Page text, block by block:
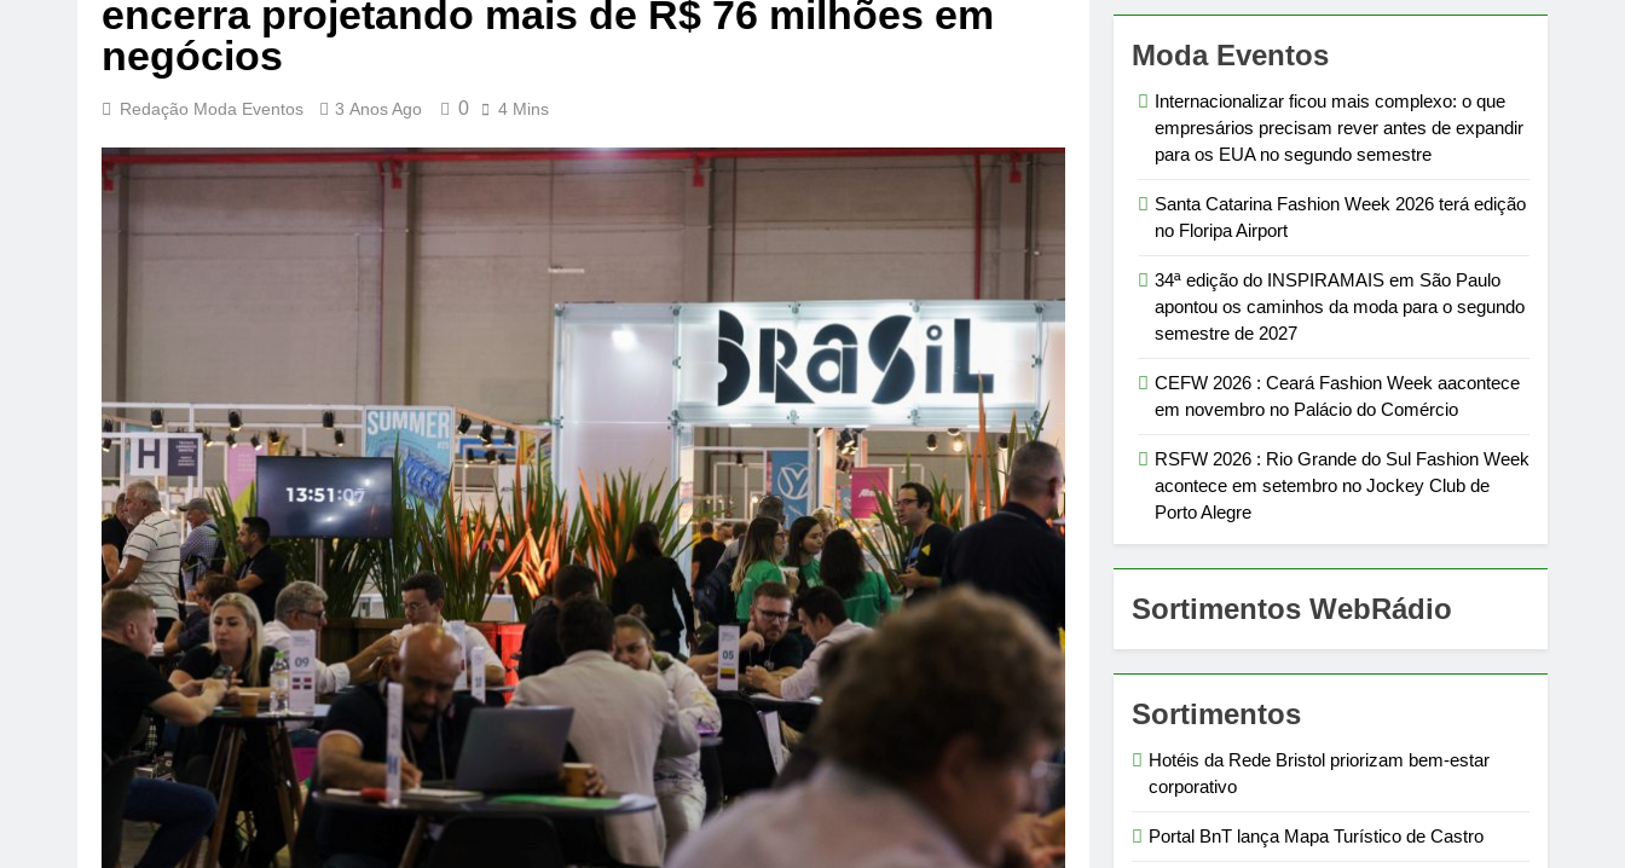
encerra projetando mais de R$ 76 milhões em
negócios
Redação Moda Eventos 3 Anos Ago 0 4 Mins
Moda Eventos
Internacionalizar ficou mais complexo: o que
empresários precisam rever antes de expandir
para os EUA no segundo semestre
Santa Catarina Fashion Week 2026 terá edição
no Floripa Airport
34ª edição do INSPIRAMAIS em São Paulo
apontou os caminhos da moda para o segundo
semestre de 2027
CEFW 2026 : Ceará Fashion Week aacontece
em novembro no Palácio do Comércio
RSFW 2026 : Rio Grande do Sul Fashion Week
acontece em setembro no Jockey Club de
Porto Alegre
Sortimentos WebRádio
Sortimentos
Hotéis da Rede Bristol priorizam bem-estar
corporativo
Portal BnT lança Mapa Turístico de Castro